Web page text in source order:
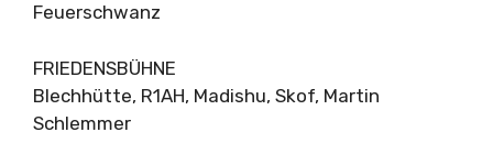
Feuerschwanz
FRIEDENSBÜHNE
Blechhütte, R1AH, Madishu, Skof, Martin
Schlemmer